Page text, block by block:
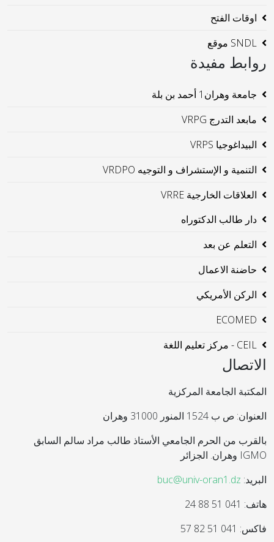
اوقات الفتح
SNDL موقع
روابط مفيدة
جامعة وهران1 أحمد بن بلة
مابعد التدرج VRPG
البيداغوجيا VRPS
التنمية و الإستشراف و التوجيه VRDPO
العلاقات الخارجية VRRE
دار طالب الدكتوراه
التعلم عن بعد
حاضنة الاعمال
الركن الأمريكي
ECOMED
CEIL - مركز تعليم اللغة
الاتصال
المكتبة الجامعة المركزية
العنوان: ص ب 1524 المنور 31000 وهران
بالقرب من الحرم الجامعي الأستاذ طالب مراد سالم السابق
IGMO وهران. الجزائر
البريد: buc@univ-oran1.dz
هاتف: 041 51 88 24
فاكس: 041 51 82 57